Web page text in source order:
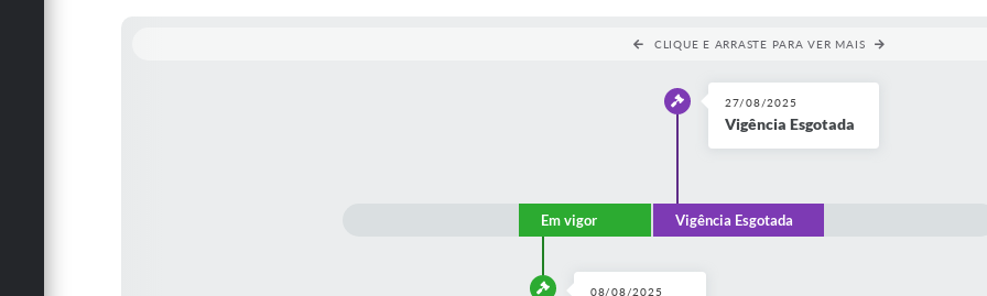
CLIQUE E ARRASTE PARA VER MAIS
Em vigor
08/08/2025
Vigência Esgotada
27/08/2025
Vigência Esgotada